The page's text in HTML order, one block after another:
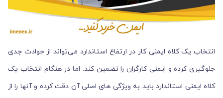
انتخاب یک کلاه ایمنی کار در ارتفاع استاندارد می‌تواند از حوادث جدی
جلوگیری کرده و ایمنی کارگران را تضمین کند. اما در هنگام انتخاب یک
کلاه ایمنی استاندارد باید به ویژگی های اصلی آن دقت کرده و آنها را از